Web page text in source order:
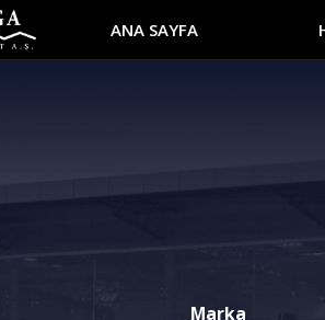
ANA SAYFA
Marka